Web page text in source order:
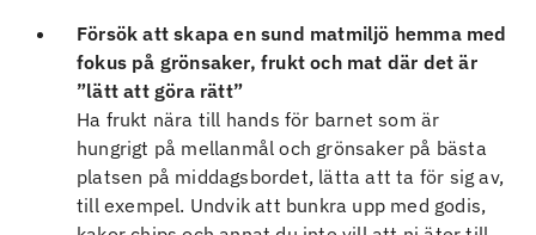
Försök att skapa en sund matmiljö hemma med
fokus på grönsaker, frukt och mat där det är
”lätt att göra rätt”
Ha frukt nära till hands för barnet som är
hungrigt på mellanmål och grönsaker på bästa
platsen på middagsbordet, lätta att ta för sig av,
till exempel. Undvik att bunkra upp med godis,